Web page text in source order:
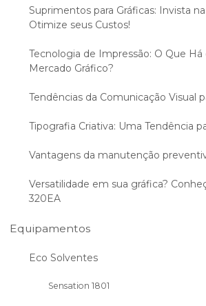
Suprimentos para Gráficas: Invista
Otimize seus Custos!
Tecnologia de Impressão: O Que
Mercado Gráfico?
Tendências da Comunicação Visual
Tipografia Criativa: Uma Tendência
Vantagens da manutenção
Versatilidade em sua gráfica?
320EA
Equipamentos
Eco Solventes
Sensation 1801